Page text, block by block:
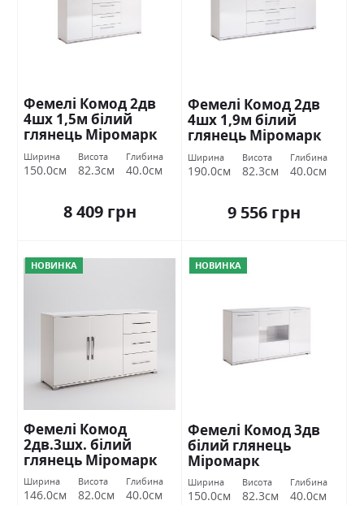
Фемелі Комод 2дв
4шх 1,5м білий
глянець Міромарк
Ширина
150.0см
Висота
82.3см
Глибина
40.0см
8 409 грн
Фемелі Комод 2дв
4шх 1,9м білий
глянець Міромарк
Ширина
190.0см
Висота
82.3см
Глибина
40.0см
9 556 грн
НОВИНКА
Фемелі Комод
2дв.3шх. білий
глянець Міромарк
Ширина
146.0см
Висота
82.0см
Глибина
40.0см
НОВИНКА
Фемелі Комод 3дв
білий глянець
Міромарк
Ширина
150.0см
Висота
82.3см
Глибина
40.0см